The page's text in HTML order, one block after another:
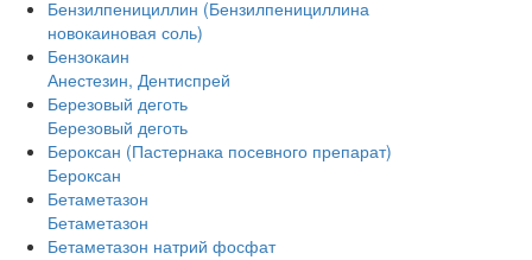
Бензилпенициллин (Бензилпенициллина
новокаиновая соль)
Бензокаин
Анестезин, Дентиспрей
Березовый деготь
Березовый деготь
Бероксан (Пастернака посевного препарат)
Бероксан
Бетаметазон
Бетаметазон
Бетаметазон натрий фосфат